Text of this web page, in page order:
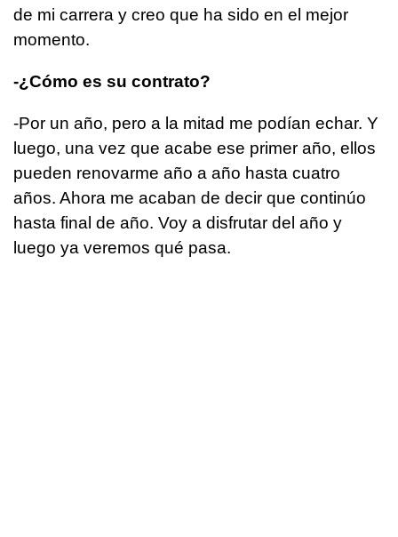
de mi carrera y creo que ha sido en el mejor
momento.
-¿Cómo es su contrato?
-Por un año, pero a la mitad me podían echar. Y
luego, una vez que acabe ese primer año, ellos
pueden renovarme año a año hasta cuatro
años. Ahora me acaban de decir que continúo
hasta final de año. Voy a disfrutar del año y
luego ya veremos qué pasa.